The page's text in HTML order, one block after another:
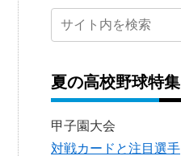
夏の高校野球特集
甲子園大会
対戦カードと注目選手